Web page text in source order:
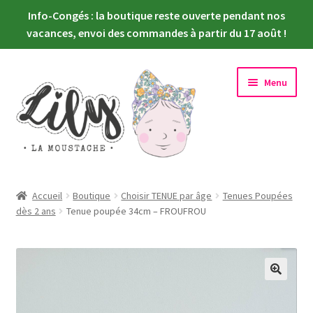
Info-Congés : la boutique reste ouverte pendant nos
vacances, envoi des commandes à partir du 17 août !
la
navigation
contenu
Menu
le
Choisir sa poupée
menu
enfant
Habiller sa poupée
Ouvrir
le
menu
Accueil Boutique Choisir TENUE par âge
Tenues Poupées
dès 2 ans
Tenue poupée 34cm – FROUFROU